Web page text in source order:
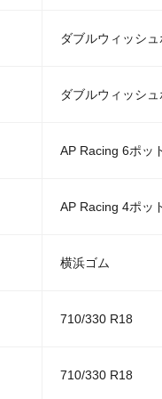
ダブルウィッシ
ダブルウィッシ
AP Racing 6ポッ
AP Racing 4ポッ
横浜ゴム
710/330 R18
710/330 R18